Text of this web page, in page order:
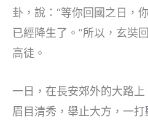
卦，說：“等你回國之日，
已經降生了。”所以，玄奘
高徒。
一日，在長安郊外的大路
眉目清秀，舉止大方，一